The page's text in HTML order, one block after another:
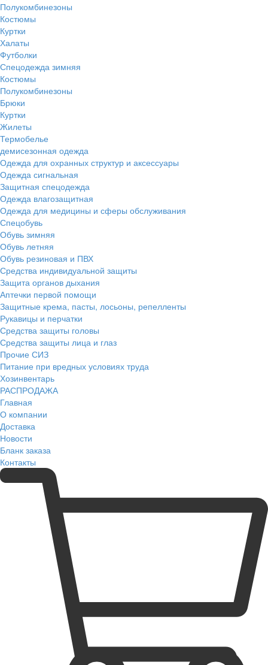
Полукомбинезоны
Костюмы
Куртки
Халаты
Футболки
Спецодежда зимняя
Костюмы
Полукомбинезоны
Брюки
Куртки
Жилеты
Термобелье
демисезонная одежда
Одежда для охранных структур и аксессуары
Одежда сигнальная
Защитная спецодежда
Одежда влагозащитная
Одежда для медицины и сферы обслуживания
Спецобувь
Обувь зимняя
Обувь летняя
Обувь резиновая и ПВХ
Средства индивидуальной защиты
Защита органов дыхания
Аптечки первой помощи
Защитные крема, пасты, лосьоны, репелленты
Рукавицы и перчатки
Средства защиты головы
Средства защиты лица и глаз
Прочие СИЗ
Питание при вредных условиях труда
Хозинвентарь
РАСПРОДАЖА
Главная
О компании
Доставка
Новости
Бланк заказа
Контакты